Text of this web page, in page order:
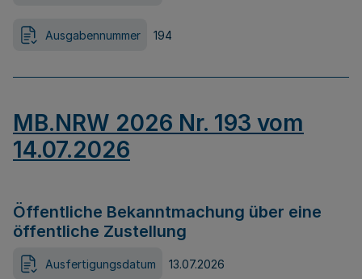
Ausgabennummer 194
MB.NRW 2026 Nr. 193 vom
14.07.2026
Öffentliche Bekanntmachung über eine
öffentliche Zustellung
Ausfertigungsdatum 13.07.2026